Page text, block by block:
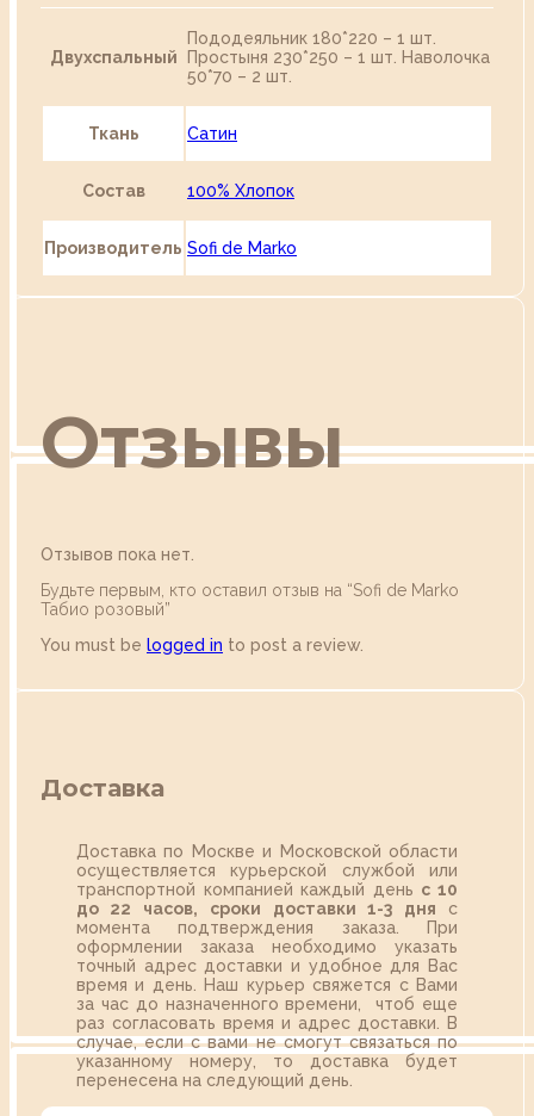
Двухспальный
Пододеяльник 180*220 – 1 шт.
Простыня 230*250 – 1 шт. Наволочка
50*70 – 2 шт.
Ткань Сатин
Состав 100% Хлопок
Производитель Sofi de Marko
Отзывы
Отзывов пока нет.
Будьте первым, кто оставил отзыв на “Sofi de Marko
Табио розовый”
You must be logged in to post a review.
Доставка
Доставка по Москве и Московской области
осуществляется курьерской службой или
транспортной компанией каждый день с 10
до 22 часов,
сроки доставки 1-3 дня с
момента подтверждения заказа. При
оформлении заказа необходимо указать
точный адрес доставки и удобное для Вас
время и день. Наш курьер свяжется с Вами
за час до назначенного времени, чтоб еще
раз согласовать время и адрес доставки. В
случае, если с вами не смогут связаться по
указанному номеру, то доставка будет
перенесена на следующий день.